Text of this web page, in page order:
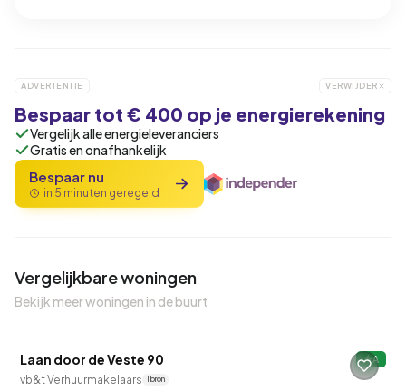
ADVERTENTIE VERWIJDER
Bespaar tot € 400 op je energierekening
Vergelijk alle energieleveranciers
Gratis en onafhankelijk
Bespaar nu
in 5 minuten geregeld
Vergelijkbare woningen
Bekijk meer woningen in de buurt
Laan door de Veste 90 A
vb&t Verhuurmakelaars 1 bron